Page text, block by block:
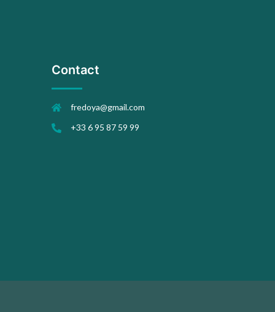
Contact
fredoya@gmail.com
+33 6 95 87 59 99